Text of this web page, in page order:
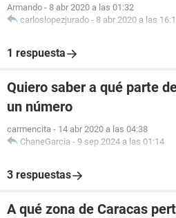
Armando - 8 abr 2020 a las 01:32
carloslopezjurado - 8 abr 2020 a las
1 respuesta
Quiero saber a qué parte
un número
carmencita - 14 abr 2020 a las 04:38
ChaneGarcia - 9 sep 2024 a las 01:14
3 respuestas
A qué zona de Caracas